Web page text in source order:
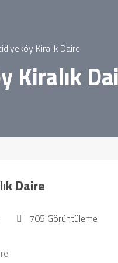
Kiralık Daire
Kiralık
Daire
705 Görüntüleme